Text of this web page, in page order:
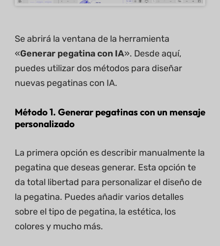
Se abrirá la ventana de la herramienta
«Generar pegatina con IA». Desde aquí,
puedes utilizar dos métodos para diseñar
nuevas pegatinas con IA.
Método 1. Generar pegatinas con un mensaje
personalizado
La primera opción es describir manualmente la
pegatina que deseas generar. Esta opción te
da total libertad para personalizar el diseño de
la pegatina. Puedes añadir varios detalles
sobre el tipo de pegatina, la estética, los
colores y mucho más.